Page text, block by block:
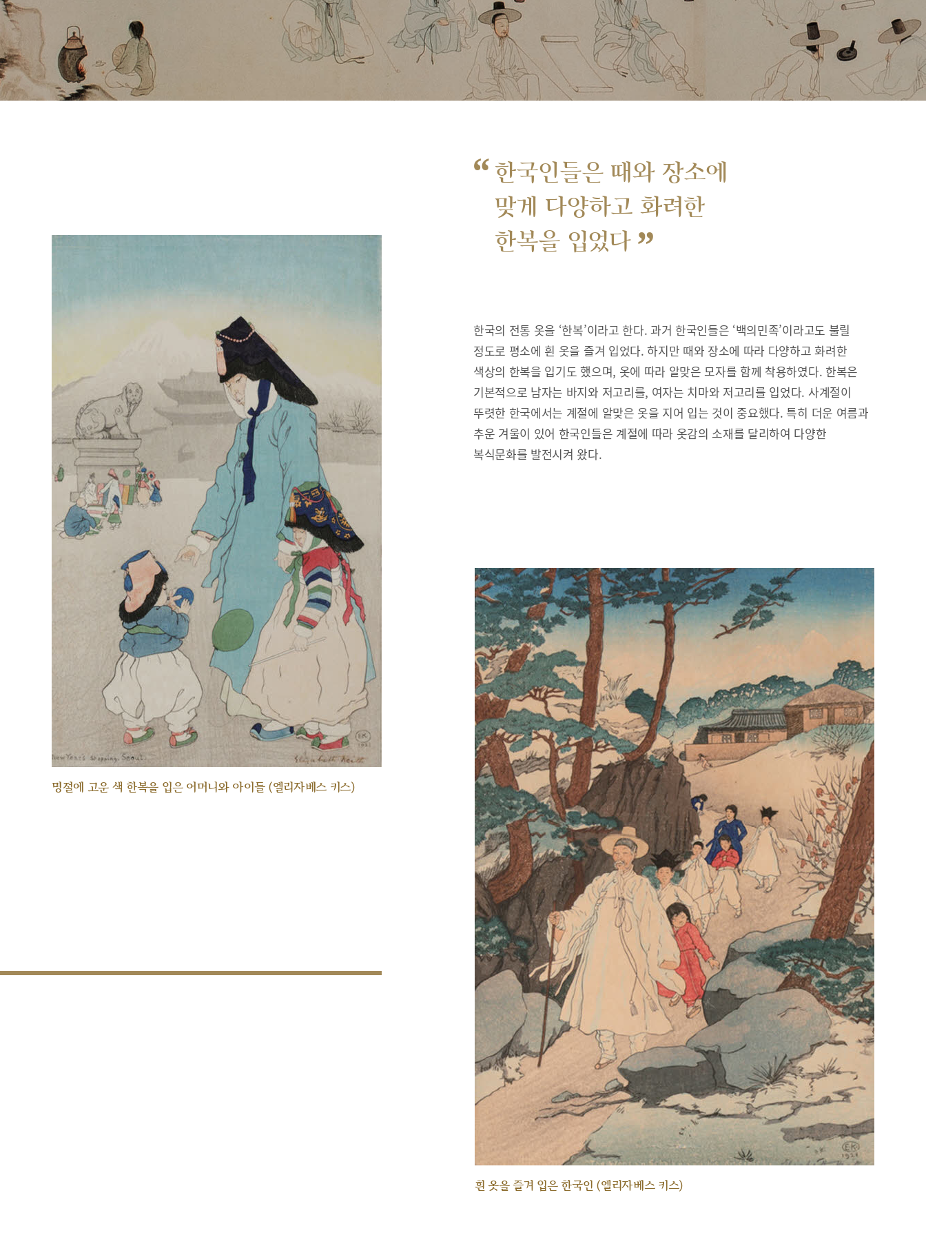
“ 한국인들은 때와 장소에
맞게 다양하고 화려한
한복을 입었다 ”
명절에 고운 색 한복을 입은 어머니와 아이들 (엘리자베스 키스)
한국의 전통 옷을 ‘한복’이라고 한다. 과거 한국인들은 ‘백의민족’이라고도 불릴
정도로 평소에 흰 옷을 즐겨 입었다. 하지만 때와 장소에 따라 다양하고 화려한
색상의 한복을 입기도 했으며, 옷에 따라 알맞은 모자를 함께 착용하였다. 한복은
기본적으로 남자는 바지와 저고리를, 여자는 치마와 저고리를 입었다. 사계절이
뚜렷한 한국에서는 계절에 알맞은 옷을 지어 입는 것이 중요했다. 특히 더운 여름과
추운 겨울이 있어 한국인들은 계절에 따라 옷감의 소재를 달리하여 다양한
복식문화를 발전시켜 왔다.
흰 옷을 즐겨 입은 한국인 (엘리자베스 키스)